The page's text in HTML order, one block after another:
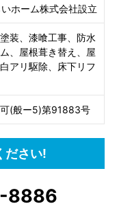
ホーム株式会社設立
装、漆喰工事、防水
、屋根葺き替え、屋
アリ駆除、床下リフ
(般ー5)第91883号
ださい!
8886